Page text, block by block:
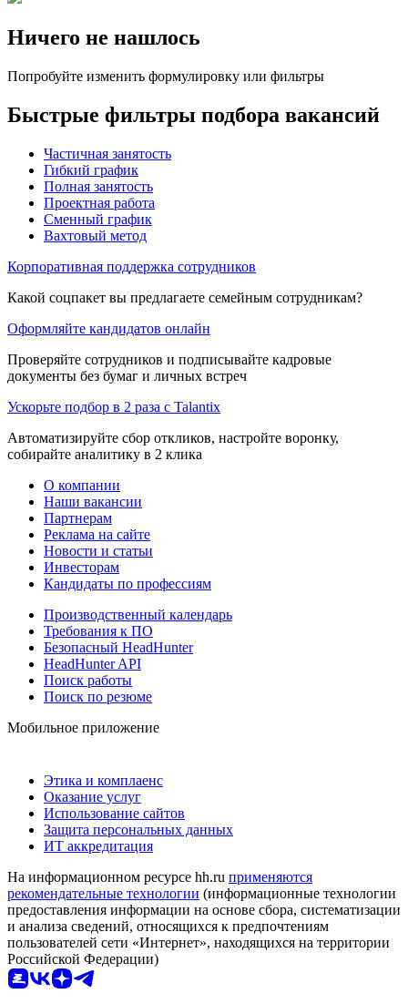
Ничего не нашлось
Попробуйте изменить формулировку или фильтры
Быстрые фильтры подбора вакансий
Частичная занятость
Гибкий график
Полная занятость
Проектная работа
Сменный график
Вахтовый метод
Корпоративная поддержка сотрудников
Какой соцпакет вы предлагаете семейным сотрудникам?
Оформляйте кандидатов онлайн
Проверяйте сотрудников и подписывайте кадровые
документы без бумаг и личных встреч
Ускорьте подбор в 2 раза с Talantix
Автоматизируйте сбор откликов, настройте воронку,
собирайте аналитику в 2 клика
О компании
Наши вакансии
Партнерам
Реклама на сайте
Новости и статьи
Инвесторам
Кандидаты по профессиям
Производственный календарь
Требования к ПО
Безопасный HeadHunter
HeadHunter API
Поиск работы
Поиск по резюме
Мобильное приложение
Этика и комплаенс
Оказание услуг
Использование сайтов
Защита персональных данных
ИТ аккредитация
На информационном ресурсе hh.ru применяются
рекомендательные технологии (информационные технологии
предоставления информации на основе сбора, систематизации
и анализа сведений, относящихся к предпочтениям
пользователей сети «Интернет», находящихся на территории
Российской Федерации)